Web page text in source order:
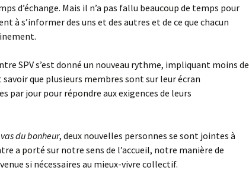
d’échange. Mais il n’a pas fallu beaucoup de temps pour
à s’informer des uns et des autres et de ce que chacun
SPV s’est donné un nouveau rythme, impliquant moins de
que plusieurs membres sont sur leur écran
par jour pour répondre aux exigences de leurs
du bonheur, deux nouvelles personnes se sont jointes à
a porté sur notre sens de l’accueil, notre manière de
si nécessaires au mieux-vivre collectif.